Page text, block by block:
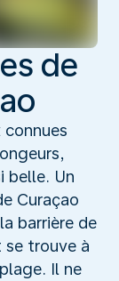
de
belle. Un
Curaçao
barrière de
trouve à
Il ne